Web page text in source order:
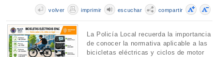
compartir
escuchar
imprimir
volver
La Policía Local recuerda la importancia
de conocer la normativa aplicable a las
bicicletas eléctricas y ciclos de motor